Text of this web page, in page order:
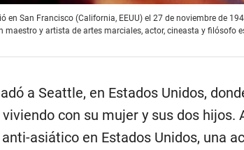
en San Francisco (California, EEUU) el 27 de noviembre de
maestro y artista de artes marciales, actor, cineasta y filósofo
a Seattle, en Estados Unidos,
con su mujer y sus dos hijos.
asiático en Estados Unidos, una